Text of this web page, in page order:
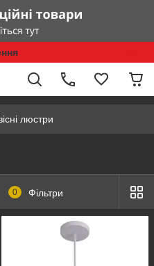
люстри
0 Фільтри